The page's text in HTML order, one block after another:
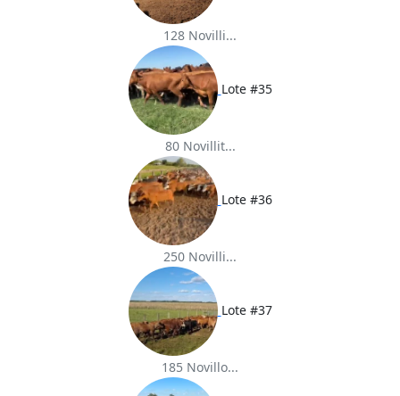
128 Novilli...
Lote #35
80 Novillit...
Lote #36
250 Novilli...
Lote #37
185 Novillo...